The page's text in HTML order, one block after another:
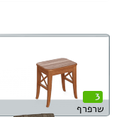
3
שרפרף